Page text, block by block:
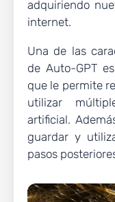
adquiriendo
internet.
Una de las
de Auto-GPT
que le permite
utilizar
artificial.
guardar y
pasos